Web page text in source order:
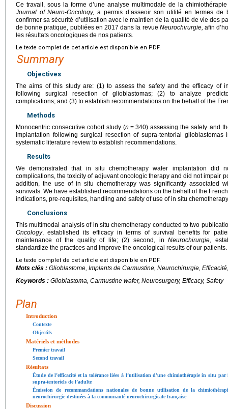
Ce travail, sous la forme d’une analyse multimodale de la
Journal of Neuro-Oncology, a permis d’asseoir son utilité en termes
confirmer sa sécurité d’utilisation avec le maintien de la qualité de vie des
de bonne pratique, publiées en 2017 dans la revue Neurochirurgie, afin
les résultats oncologiques de nos patients.
Le texte complet de cet article est disponible en PDF.
Summary
Objectives
The aims of this study are: (1) to assess the safety and the efficacy of
following surgical resection of glioblastomas; (2) to analyze
complications; and (3) to establish recommendations on the behalf of the
Methods
Monocentric consecutive cohort study (n = 340) assessing the safety and
implantation following surgical resection of supra-tentorial
systematic literature review to establish recommendations.
Results
We demonstrated that in situ chemotherapy wafer implantation did
complications, the toxicity of adjuvant oncologic therapy and did not impair
addition, the use of in situ chemotherapy was significantly associated
survivals. We have established recommendations on the behalf of the
indications, pre-requisites, handling and safety of use of in situ
Conclusions
This multimodal analysis of in situ chemotherapy conducted to two
Oncology, established its efficacy in terms of survival benefits for
maintenance of the quality of life; (2) second, inNeurochirurgie,
standardize the practices and improve the oncological results of our patients.
Le texte complet de cet article est disponible en PDF.
Mots clés : Glioblastome, Implants de Carmustine, Neurochirurgie,
Keywords : Glioblastoma, Carmustine wafer, Neurosurgery, Efficacy, Safety
Plan
Introduction
Contexte
Objectifs
Matériels et méthodes
Premier travail
Second travail
Résultats
Étude de l’efficacité et la tolérance liées à l’utilisation d’une chimiothérapie in situ
supra-tentoriels de l’adulte
Émission de recommandations nationales de bonne utilisation de la
neurochirurgie destinées à la communauté neurochirurgicale française
Discussion